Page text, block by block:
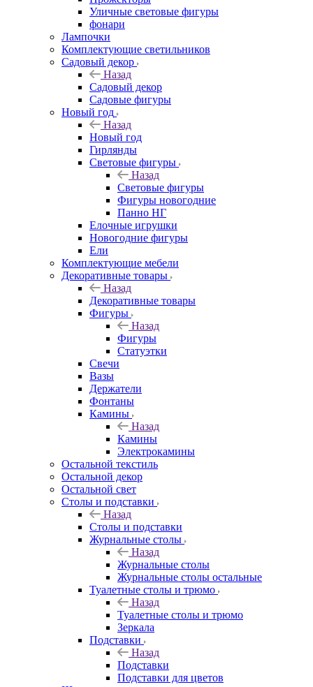
Уличные световые фигуры
фонари
Лампочки
Комплектующие светильников
Садовый декор
Назад
Садовый декор
Садовые фигуры
Новый год
Назад
Новый год
Гирлянды
Световые фигуры
Назад
Световые фигуры
Фигуры новогодние
Панно НГ
Елочные игрушки
Новогодние фигуры
Ели
Комплектующие мебели
Декоративные товары
Назад
Декоративные товары
Фигуры
Назад
Фигуры
Статуэтки
Свечи
Вазы
Держатели
Фонтаны
Камины
Назад
Камины
Электрокамины
Остальной текстиль
Остальной декор
Остальной свет
Столы и подставки
Назад
Столы и подставки
Журнальные столы
Назад
Журнальные столы
Журнальные столы остальные
Туалетные столы и трюмо
Назад
Туалетные столы и трюмо
Зеркала
Подставки
Назад
Подставки
Подставки для цветов